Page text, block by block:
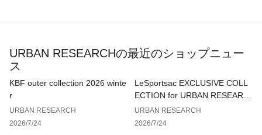
素材感
透け感 : なし
光沢 : なし
ポケット : なし
URBAN RESEARCHの最近のショップニュー
ス
KBF outer collection 2026 winte
r
URBAN RESEARCH
2026/7/24
LeSportsac EXCLUSIVE COLL
ECTION for URBAN RESEARC
H
URBAN RESEARCH
2026/7/24